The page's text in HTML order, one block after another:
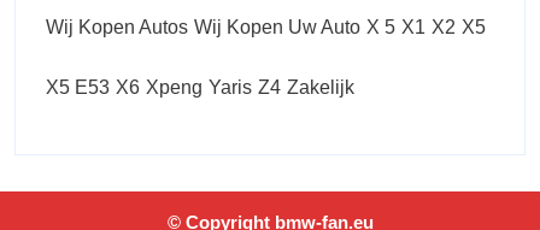
Wij Kopen Autos Wij Kopen Uw Auto X 5 X1 X2 X5
X5 E53 X6 Xpeng Yaris Z4 Zakelijk
© Copyright bmw-fan.eu